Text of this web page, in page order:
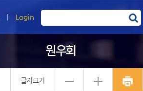
| Login
원우회
글자크기